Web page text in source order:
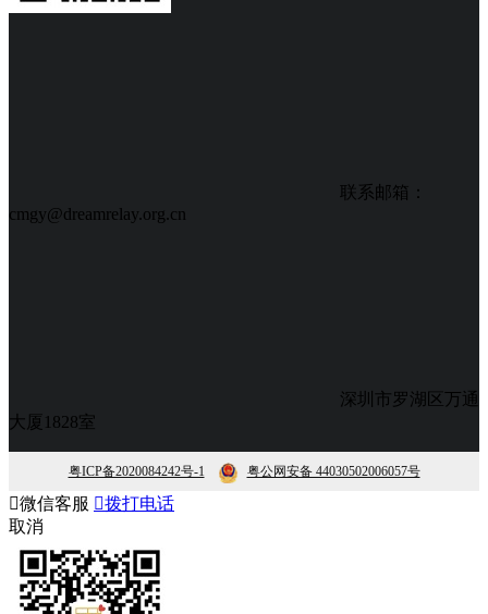
联系邮箱：
cmgy@dreamrelay.org.cn
深圳市罗湖区万通
大厦1828室
粤ICP备2020084242号-1 粤公网安备 44030502006057号
微信客服 拨打电话
取消